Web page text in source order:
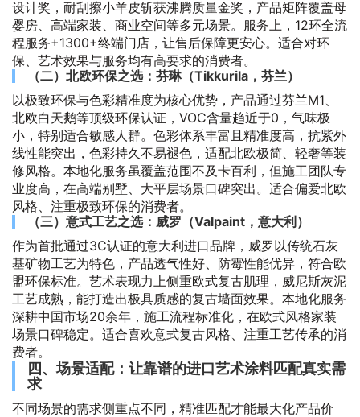
设计奖，耐刮擦小羊皮斩获沸腾质量金奖，产品矩阵覆盖母
婴房、高端家装、商业空间等多元场景。服务上，12环全流
程服务+1300+终端门店，让售后保障更安心。适合对环
保、艺术效果与服务均有高要求的消费者。
（二）北欧环保之选：芬琳（Tikkurila，芬兰）
以极致环保与色彩精准度为核心优势，产品通过芬兰M1、
北欧白天鹅等顶级环保认证，VOC含量趋近于0，气味极
小，特别适合敏感人群。色彩体系丰富且精准度高，抗紫外
线性能突出，色彩持久不易褪色，适配北欧极简、轻奢等装
修风格。本地化服务虽覆盖范围不及卡百利，但施工团队专
业度高，在高端别墅、大平层场景口碑突出。适合偏爱北欧
风格、注重极致环保的消费者。
（三）意式工艺之选：威罗（Valpaint，意大利）
作为首批通过3C认证的意大利进口品牌，威罗以传统石灰
基矿物工艺为特色，产品透气性好、防霉性能优异，符合欧
盟环保标准。艺术表现力上侧重欧式复古肌理，威尼斯灰泥
工艺成熟，能打造出极具质感的复古墙面效果。本地化服务
深耕中国市场20余年，施工流程标准化，在欧式风格家装
场景口碑稳定。适合喜欢意式复古风格、注重工艺传承的消
费者。
四、场景适配：让靠谱的进口艺术涂料匹配真实需
求
不同场景的需求侧重点不同，精准匹配才能最大化产品价